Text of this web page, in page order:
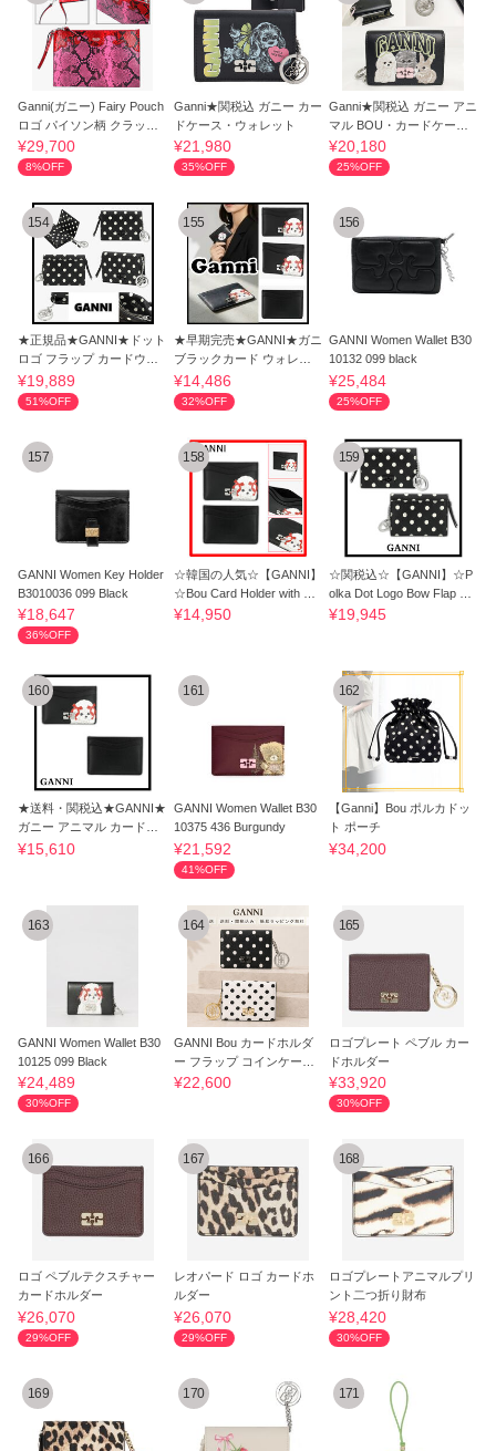
Ganni(ガニー) Fairy Pouch
ロゴ パイソン柄 クラッチ
バッグ
¥29,700
8%OFF
Ganni★関税込 ガニー カー
ドケース・ウォレット
¥21,980
35%OFF
Ganni★関税込 ガニー アニ
マル BOU・カードケー
ス・ウォレット
¥20,180
25%OFF
154
★正規品★GANNI★ドット
ロゴ フラップ カードウォ
レット★人気
¥19,889
51%OFF
155
★早期完売★GANNI★ガニ
ブラックカード ウォレッ
ト★大人気★
¥14,486
32%OFF
156
GANNI Women Wallet B30
10132 099 black
¥25,484
25%OFF
157
GANNI Women Key Holder
B3010036 099 Black
¥18,647
36%OFF
158
☆韓国の人気☆【GANNI】
☆Bou Card Holder with Po
odle Jet☆
¥14,950
159
☆関税込☆【GANNI】☆P
olka Dot Logo Bow Flap Ca
rd Wallet☆
¥19,945
160
★送料・関税込★GANNI★
ガニー アニマル カードホ
ルダー☆
¥15,610
161
GANNI Women Wallet B30
10375 436 Burgundy
¥21,592
41%OFF
162
【Ganni】Bou ポルカドッ
ト ポーチ
¥34,200
163
GANNI Women Wallet B30
10125 099 Black
¥24,489
30%OFF
164
GANNI Bou カードホルダ
ー フラップ コインケース
ドット ロゴ
¥22,600
165
ロゴプレート ペブル カー
ドホルダー
¥33,920
30%OFF
166
ロゴ ペブルテクスチャー
カードホルダー
¥26,070
29%OFF
167
レオパード ロゴ カードホ
ルダー
¥26,070
29%OFF
168
ロゴプレートアニマルプリ
ント二つ折り財布
¥28,420
30%OFF
169 170 171